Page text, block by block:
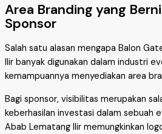
Area Branding yang
Sponsor
Salah satu alasan mengapa Balon
Ilir banyak digunakan dalam industri
kemampuannya menyediakan area
Bagi sponsor, visibilitas merupakan
keberhasilan investasi dalam sebuah
Abab Lematang Ilir memungkinkan